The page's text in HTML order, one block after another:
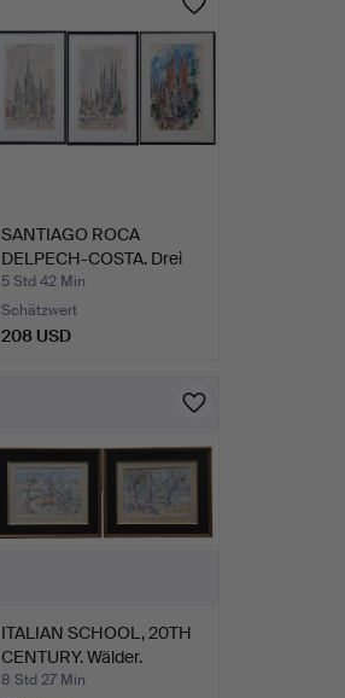
SANTIAGO ROCA
DELPECH-COSTA. Drei
Ansichte…
5 Std 42 Min
Schätzwert
208 USD
ITALIAN SCHOOL, 20TH
CENTURY. Wälder.
8 Std 27 Min